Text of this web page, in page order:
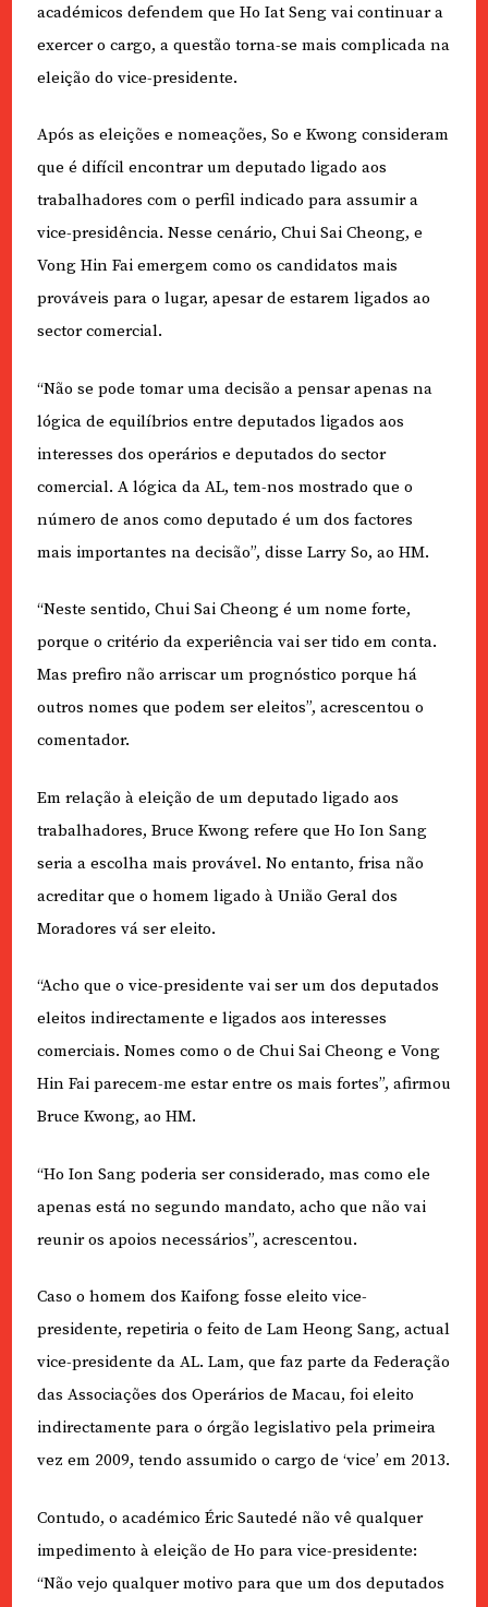
académicos defendem que Ho Iat Seng vai continuar a
exercer o cargo, a questão torna-se mais complicada na
eleição do vice-presidente.
Após as eleições e nomeações, So e Kwong consideram
que é difícil encontrar um deputado ligado aos
trabalhadores com o perfil indicado para assumir a
vice-presidência. Nesse cenário, Chui Sai Cheong, e
Vong Hin Fai emergem como os candidatos mais
prováveis para o lugar, apesar de estarem ligados ao
sector comercial.
“Não se pode tomar uma decisão a pensar apenas na
lógica de equilíbrios entre deputados ligados aos
interesses dos operários e deputados do sector
comercial. A lógica da AL, tem-nos mostrado que o
número de anos como deputado é um dos factores
mais importantes na decisão”, disse Larry So, ao HM.
“Neste sentido, Chui Sai Cheong é um nome forte,
porque o critério da experiência vai ser tido em conta.
Mas prefiro não arriscar um prognóstico porque há
outros nomes que podem ser eleitos”, acrescentou o
comentador.
Em relação à eleição de um deputado ligado aos
trabalhadores, Bruce Kwong refere que Ho Ion Sang
seria a escolha mais provável. No entanto, frisa não
acreditar que o homem ligado à União Geral dos
Moradores vá ser eleito.
“Acho que o vice-presidente vai ser um dos deputados
eleitos indirectamente e ligados aos interesses
comerciais. Nomes como o de Chui Sai Cheong e Vong
Hin Fai parecem-me estar entre os mais fortes”, afirmou
Bruce Kwong, ao HM.
“Ho Ion Sang poderia ser considerado, mas como ele
apenas está no segundo mandato, acho que não vai
reunir os apoios necessários”, acrescentou.
Caso o homem dos Kaifong fosse eleito vice-
presidente, repetiria o feito de Lam Heong Sang, actual
vice-presidente da AL. Lam, que faz parte da Federação
das Associações dos Operários de Macau, foi eleito
indirectamente para o órgão legislativo pela primeira
vez em 2009, tendo assumido o cargo de ‘vice’ em 2013.
Contudo, o académico Éric Sautedé não vê qualquer
impedimento à eleição de Ho para vice-presidente:
“Não vejo qualquer motivo para que um dos deputados